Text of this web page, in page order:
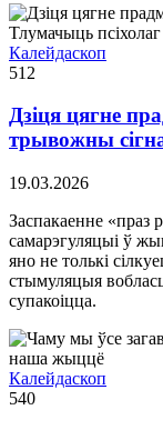
Калейдаскоп
512
Дзіця цягне
трывожны
19.03.2026
Заспакаенне «праз
самарэгуляцыі ў
яно не толькі
стымуляцыя
супакоіцца.
Калейдаскоп
540